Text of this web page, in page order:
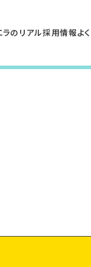
ラのリアル採用情報よ